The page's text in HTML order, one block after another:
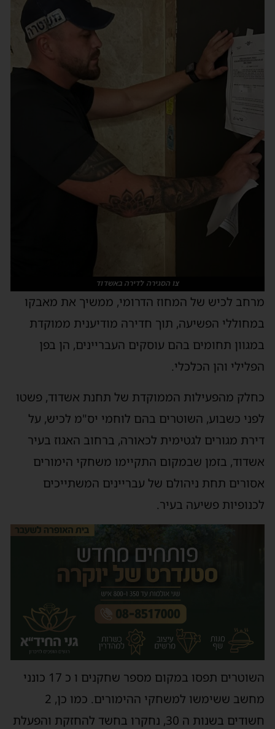
צו הסגירה לדירה באשדוד
מרחב לכיש של המחוז הדרומי, ממשיך את מאבקו
במחוללי הפשיעה, תוך חדירה מודיענית ממוקדת
במגוון תחומים בהם עוסקים העבריינים, הן בפן
הפלילי והן הכלכלי.
כחלק מהפעילות הממוקדת של תחנת אשדוד, פשטו
לפני כשבוע, השוטרים בהם לוחמי יס"מ לכיש, על
דירת מגורים לגטימית לכאורה, ברחוב האגוז בעיר
אשדוד, בזמן שבמקום התקיימו משחקי הימורים
אסורים תחת ניהולם של עבריינים המשתייכים
לכנופיות פשיעה בעיר.
השוטרים תפסו במקום מספר שחקנים ו כ 17 כונני
מחשב ששימשו למשחקי ההימורים. כמו כן, 2
חשודים בשנות ה 30, נחקרו בחשד להחזקת והפעלת